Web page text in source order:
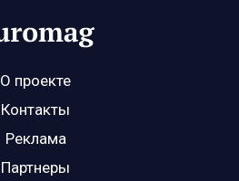
О проекте
Контакты
Реклама
Партнеры